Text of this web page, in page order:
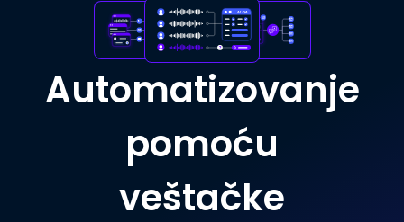
Automatizovanje
pomoću
veštačke